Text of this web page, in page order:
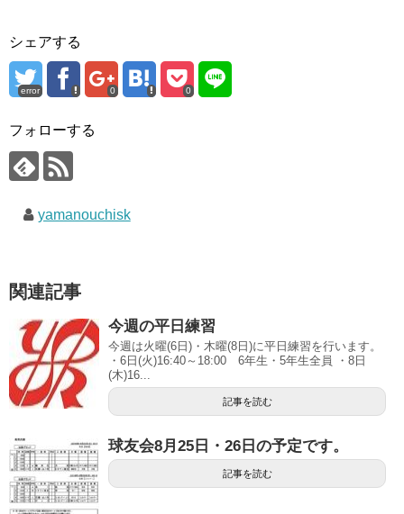
シェアする
error 0 0
フォローする
yamanouchisk
関連記事
今週の平日練習
今週は火曜(6日)・木曜(8日)に平日練習を行います。
・6日(火)16:40～18:00 6年生・5年生全員 ・8日
(木)16...
記事を読む
球友会8月25日・26日の予定です。
記事を読む